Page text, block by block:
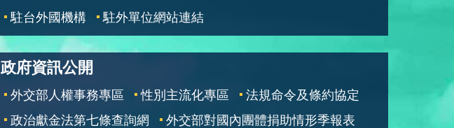
駐台外國機構
駐外單位網站連結
政府資訊公開
外交部人權事務專區 性別主流化專區
法規命令及條約協定
政治獻金法第七條查詢網
外交部對國內團體捐助情形季報表